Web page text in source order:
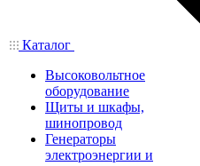
Каталог
Высоковольтное
оборудование
Щиты и шкафы,
шинопровод
Генераторы
электроэнергии и